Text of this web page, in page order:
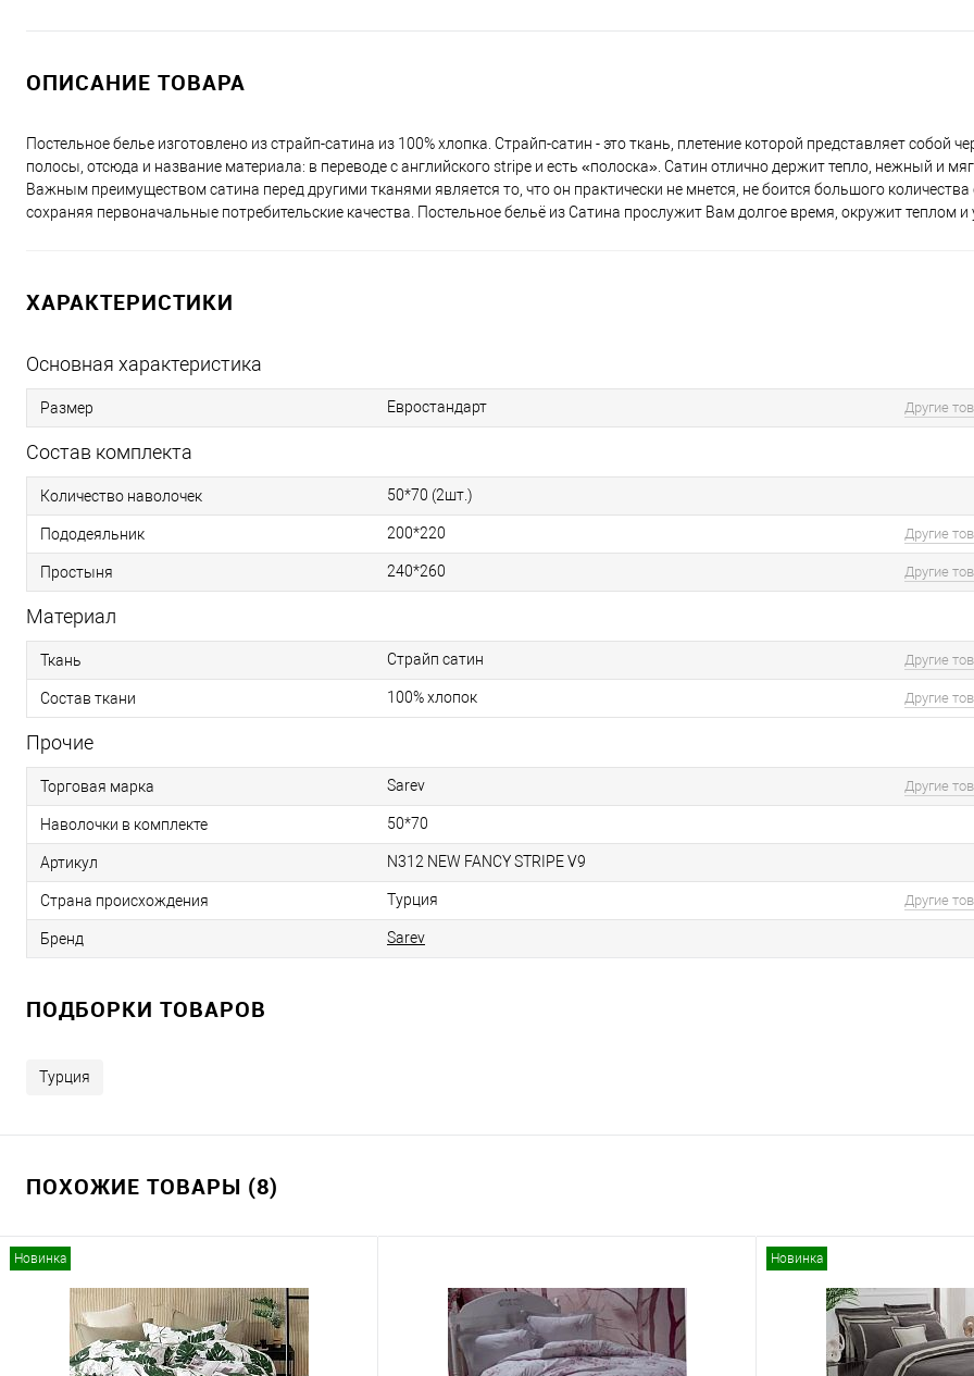
ОПИСАНИЕ ТОВАРА
Постельное белье изготовлено из страйп-сатина из 100% хлопка. Страйп-сатин - это ткань, плетение которой представляет собой
полосы, отсюда и название материала: в переводе с английского stripe и есть «полоска». Сатин отлично держит тепло, нежный и
Важным преимуществом сатина перед другими тканями является то, что он практически не мнется, не боится большого количества
сохраняя первоначальные потребительские качества. Постельное бельё из Сатина прослужит Вам долгое время, окружит теплом и
ХАРАКТЕРИСТИКИ
Основная характеристика
Размер Евростандарт Другие
Состав комплекта
Количество наволочек 50*70 (2шт.)
Пододеяльник 200*220 Другие
Простыня 240*260 Другие
Материал
Ткань Страйп сатин Другие
Состав ткани 100% хлопок Другие
Прочие
Торговая марка Sarev Другие
Наволочки в комплекте 50*70
Артикул N312 NEW FANCY STRIPE V9
Страна происхождения Турция Другие
Бренд Sarev
ПОДБОРКИ ТОВАРОВ
Турция
ПОХОЖИЕ ТОВАРЫ (8)
Новинка Новинка